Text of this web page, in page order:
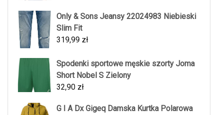
Only & Sons Jeansy 22024983 Niebieski
Slim Fit
319,99 zł
Spodenki sportowe męskie szorty Joma
Short Nobel S Zielony
32,90 zł
G I A Dx Gigeq Damska Kurtka Polarowa